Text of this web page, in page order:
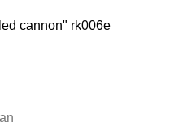
cannon" rk006e